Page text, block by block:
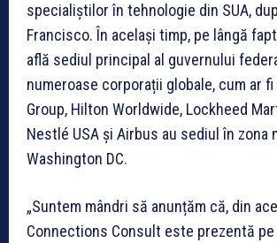
specialiștilor în tehnologie din SUA,
Francisco. În același timp, pe lângă
află sediul principal al guvernului
numeroase corporații globale, cum ar
Group, Hilton Worldwide, Lockheed
Nestlé USA și Airbus au sediul în zona
Washington DC.
„Suntem mândri să anunțăm că, din
Connections Consult este prezentă pe